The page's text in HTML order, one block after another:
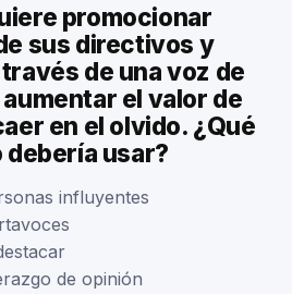
promocionar
sus directivos y
de una voz de
el valor de
en el olvido. ¿Qué
usar?
influyentes
de opinión